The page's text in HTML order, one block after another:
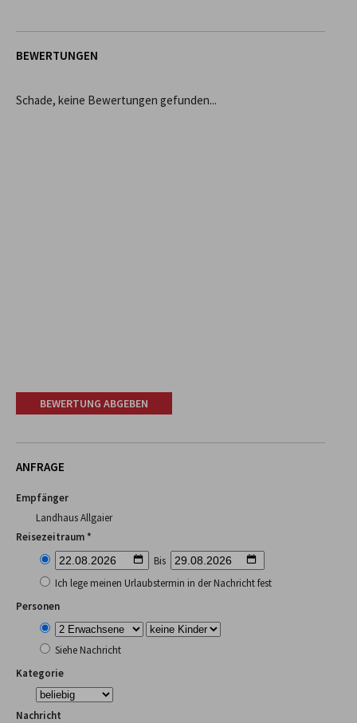
BEWERTUNGEN
Schade, keine Bewertungen gefunden...
BEWERTUNG ABGEBEN
ANFRAGE
Empfänger
Landhaus Allgaier
Reisezeitraum *
Bis
Ich lege meinen Urlaubstermin in der Nachricht fest
Personen
Siehe Nachricht
Kategorie
Nachricht